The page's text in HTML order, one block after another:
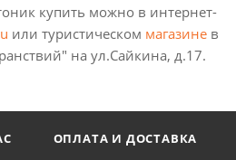
купить можно в интернет-
или туристическом магазине в
на ул.Сайкина, д.17.
ОПЛАТА И ДОСТАВКА